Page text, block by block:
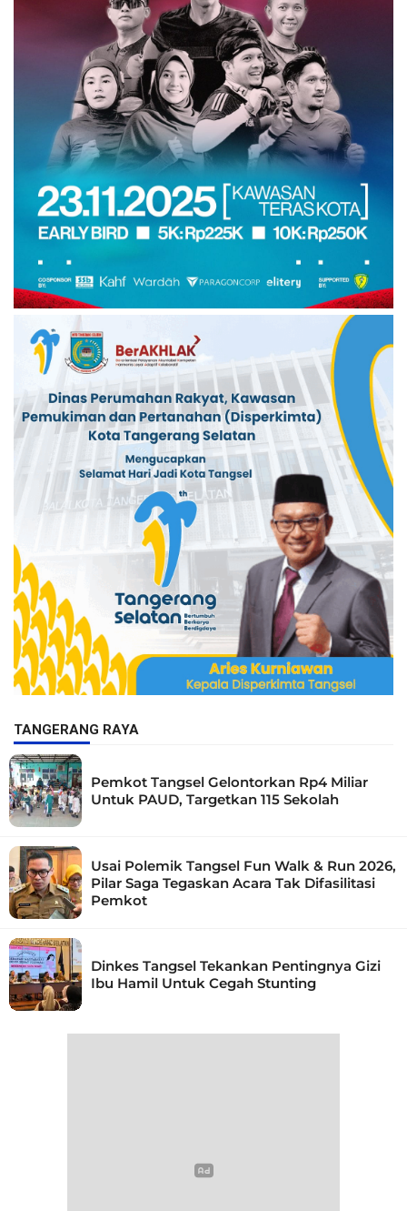
TANGERANG RAYA
Pemkot Tangsel Gelontorkan Rp4 Miliar
Untuk PAUD, Targetkan 115 Sekolah
Usai Polemik Tangsel Fun Walk & Run 2026,
Pilar Saga Tegaskan Acara Tak Difasilitasi
Pemkot
Dinkes Tangsel Tekankan Pentingnya Gizi
Ibu Hamil Untuk Cegah Stunting